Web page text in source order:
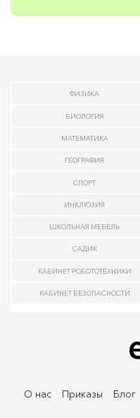
ФИЗИКА
БИОЛОГИЯ
МАТЕМАТИКА
ГЕОГРАФИЯ
СПОРТ
ИНКЛЮЗИЯ
ШКОЛЬНАЯ МЕБЕЛЬ
САДИК
КАБИНЕТ РОБОТОТЕХНИКИ
КАБИНЕТ БЕЗОПАСНОСТИ
О нас Приказы Блог